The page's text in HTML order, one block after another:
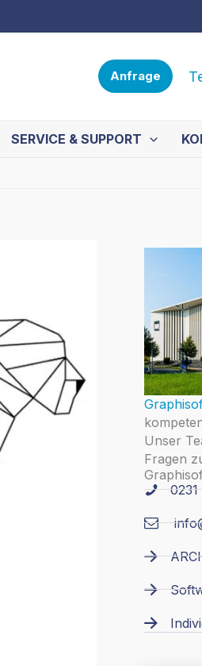
Anfrage
SERVICE & SUPPORT
Unser
Fragen